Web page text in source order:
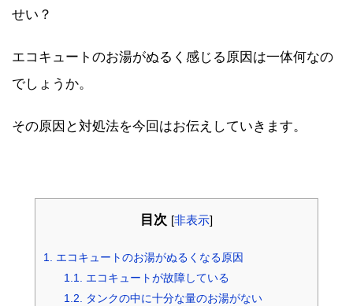
せい？
エコキュートのお湯がぬるく感じる原因は一体何なの
でしょうか。
その原因と対処法を今回はお伝えしていきます。
目次 [非表示]
1.
エコキュートのお湯がぬるくなる原因
1.1.
エコキュートが故障している
1.2.
タンクの中に十分な量のお湯がない